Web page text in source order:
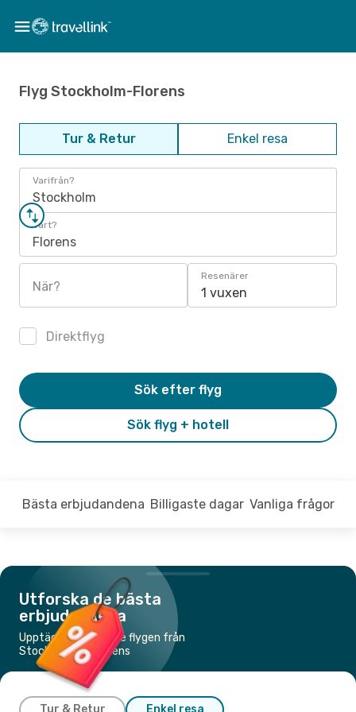
Flyg Stockholm-Florens
Tur & Retur Enkel resa
Varifrån?
Stockholm
Vart?
Florens
När?
Resenärer
1 vuxen
Direktflyg
Sök flyg + hotell
Sök efter flyg
Bästa erbjudandena Billigaste dagar Vanliga frågor
Utforska de bästa
erbjudandena
Upptäck de billigaste flygen från
Stockholm till Florens
Tur & Retur Enkel resa